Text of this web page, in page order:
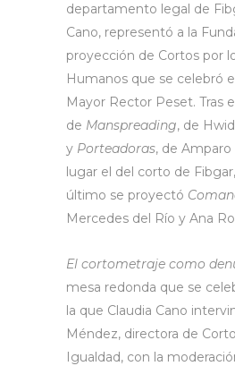
departamento legal de
Cano, representó a la
proyección de Cortos por
Humanos que se celebró
Mayor Rector Peset. Tras
de Manspreading, de
y Porteadoras, de
lugar el del corto de Fibgar,
último se proyectó
Mercedes del Río y Ana
El cortometraje como
mesa redonda que se
la que Claudia Cano
Méndez, directora de
Igualdad, con la